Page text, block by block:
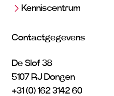
Kenniscentrum
Contactgegevens
De Slof 38
5107 RJ Dongen
+31 (0) 162 3142 60